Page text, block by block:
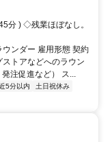
分 ) ◇残業ほぼなし。
ンダー 雇用形態 契約
トアなどへのラウン
注促進など） ス...
5分以内
土日祝休み